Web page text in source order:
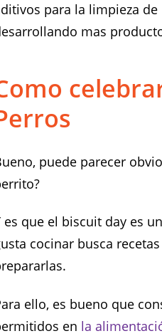
para la limpieza
mas
puede parecer
es que el biscuit day es
cocinar busca
ello, es bueno que
en la